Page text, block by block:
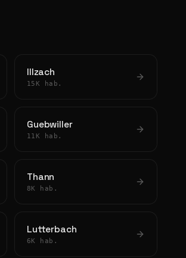
Illzach
15K hab.
Guebwiller
11K hab.
Thann
8K hab.
Lutterbach
6K hab.